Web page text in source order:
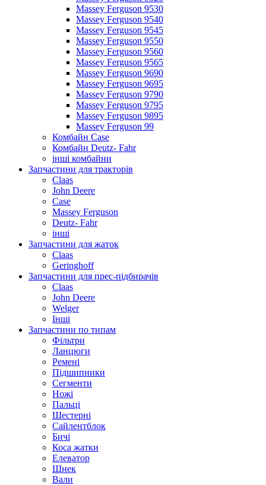
Massey Ferguson 9530
Massey Ferguson 9540
Massey Ferguson 9545
Massey Ferguson 9550
Massey Ferguson 9560
Massey Ferguson 9565
Massey Ferguson 9690
Massey Ferguson 9695
Massey Ferguson 9790
Massey Ferguson 9795
Massey Ferguson 9895
Massey Ferguson 99
Комбайн Case
Комбайн Deutz- Fahr
інші комбайни
Запчастини для тракторів
Claas
John Deere
Case
Massey Ferguson
Deutz- Fahr
інші
Запчастини для жаток
Claas
Geringhoff
Запчастини для прес-підбирачів
Claas
John Deere
Welger
Інші
Запчастини по типам
Фільтри
Ланцюги
Ремені
Підшипники
Сегменти
Ножі
Пальці
Шестерні
Сайлентблок
Бичі
Коса жатки
Елеватор
Шнек
Вали